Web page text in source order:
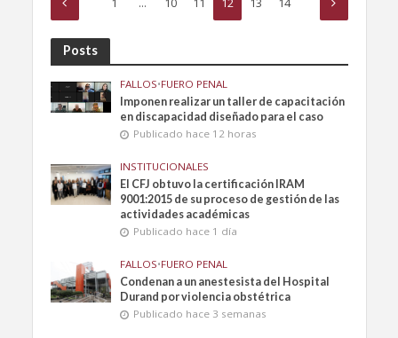
1 … 10 11 12 13 14
Posts
FALLOS•FUERO PENAL
Imponen realizar un taller de capacitación
en discapacidad diseñado para el caso
Publicado hace 12 horas
INSTITUCIONALES
El CFJ obtuvo la certificación IRAM
9001:2015 de su proceso de gestión de las
actividades académicas
Publicado hace 1 día
FALLOS•FUERO PENAL
Condenan a un anestesista del Hospital
Durand por violencia obstétrica
Publicado hace 3 semanas